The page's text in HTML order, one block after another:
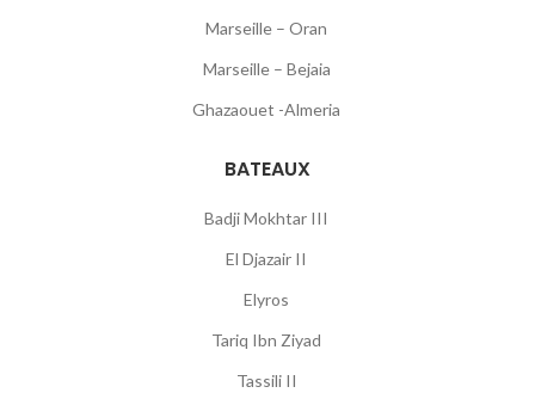
Marseille – Oran
Marseille – Bejaia
Ghazaouet -Almeria
BATEAUX
Badji Mokhtar III
El Djazair II
Elyros
Tariq Ibn Ziyad
Tassili II